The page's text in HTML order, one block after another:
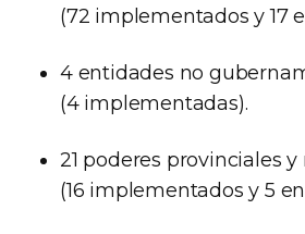
(72 implementados y 17
4 entidades no
(4 implementadas).
21 poderes provinciales
(16 implementados y 5